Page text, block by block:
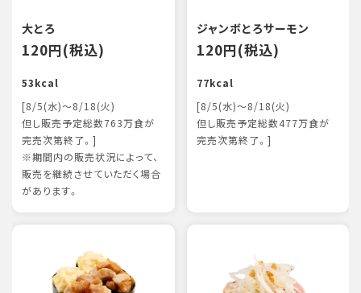
大とろ
120円(税込)
53kcal
[8/5(水)～8/18(火)
但し販売予定総数763万食が
完売次第終了。]
※期間内の販売状況によって、
販売を継続させていただく場合
があります。
ジャンボとろサーモン
120円(税込)
77kcal
[8/5(水)～8/18(火)
但し販売予定総数477万食が
完売次第終了。]